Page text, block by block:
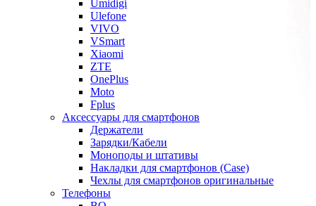
Umidigi
Ulefone
VIVO
VSmart
Xiaomi
ZTE
OnePlus
Moto
Fplus
Аксессуары для смартфонов
Держатели
Зарядки/Кабели
Моноподы и штативы
Накладки для смартфонов (Case)
Чехлы для смартфонов оригинальные
Телефоны